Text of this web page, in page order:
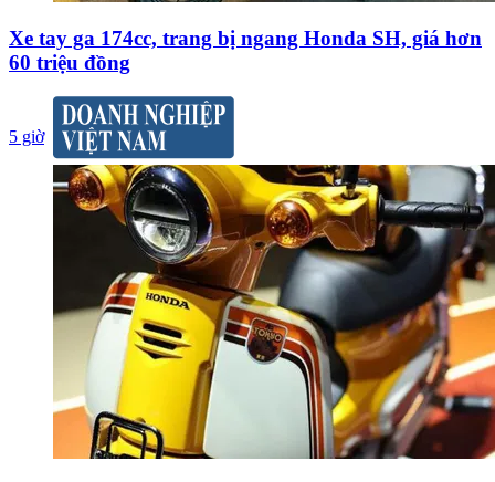
Xe tay ga 174cc, trang bị ngang Honda SH, giá hơn
60 triệu đồng
5 giờ